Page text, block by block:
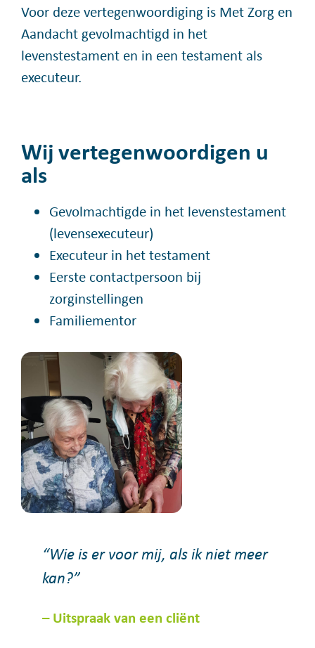
Voor deze vertegenwoordiging is Met Zorg en
Aandacht gevolmachtigd in het
levenstestament en in een testament als
executeur.
Wij vertegenwoordigen u
als
Gevolmachtigde in het levenstestament
(levensexecuteur)
Executeur in het testament
Eerste contactpersoon bij
zorginstellingen
Familiementor
“Wie is er voor mij, als ik niet meer
kan?”
– Uitspraak van een cliënt